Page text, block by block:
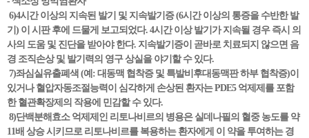
6)4시간 이상의 지속된 발기 및 지속발기증 (6시간 이상의 통증을 수반한 발
기) 이 시판 후에 드물게 보고되었다. 4시간 이상 발기가 지속될 경우 즉시 의
사의 도움 및 진단을 받아야 한다. 지속발기증이 곧바로 치료되지 않으면 음
경 조직손상 및 발기력의 영구 상실을 야기할 수 있다.
7)좌심실유출폐색 (예: 대동맥 협착증 및 특발비후대동맥판 하부 협착증)이
있거나 혈압자동조절능력이 심각하게 손상된 환자는 PDE5 억제제를 포함
한 혈관확장제의 작용에 민감할 수 있다.
8)단백분해효소 억제제인 리토나비르의 병용은 실데나필의 혈중 농도를 약
11배 상승 시키므로 리토나비르를 복용하는 환자에게 이 약을 투여하는 경